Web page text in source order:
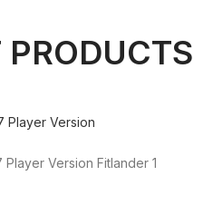
PRODUCTS